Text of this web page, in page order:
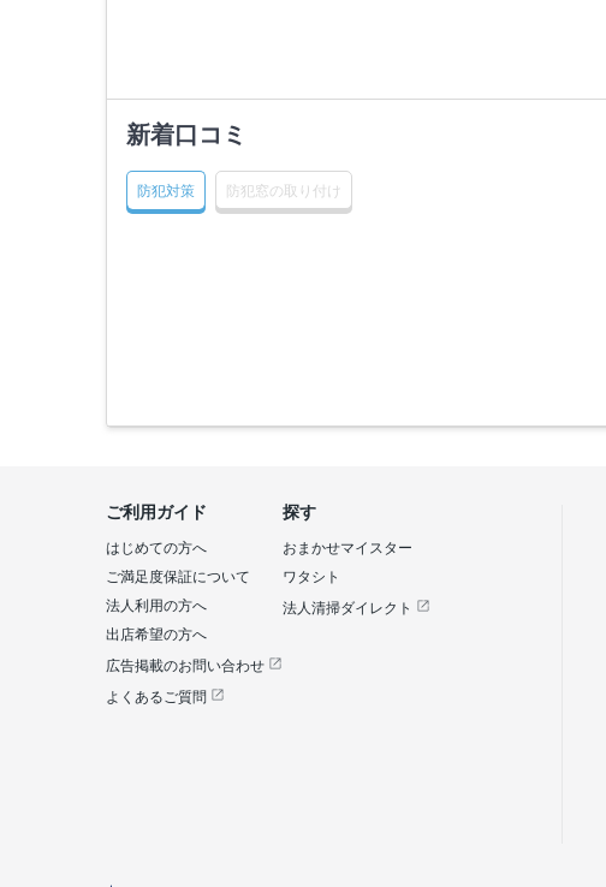
新着口コミ
防犯対策 防犯窓の取り付け
探す
おまかせマイスター
ワタシト
法人清掃ダイレクト
ご利用ガイド
はじめての方へ
ご満足度保証について
法人利用の方へ
出店希望の方へ
広告掲載のお問い合わせ
よくあるご質問